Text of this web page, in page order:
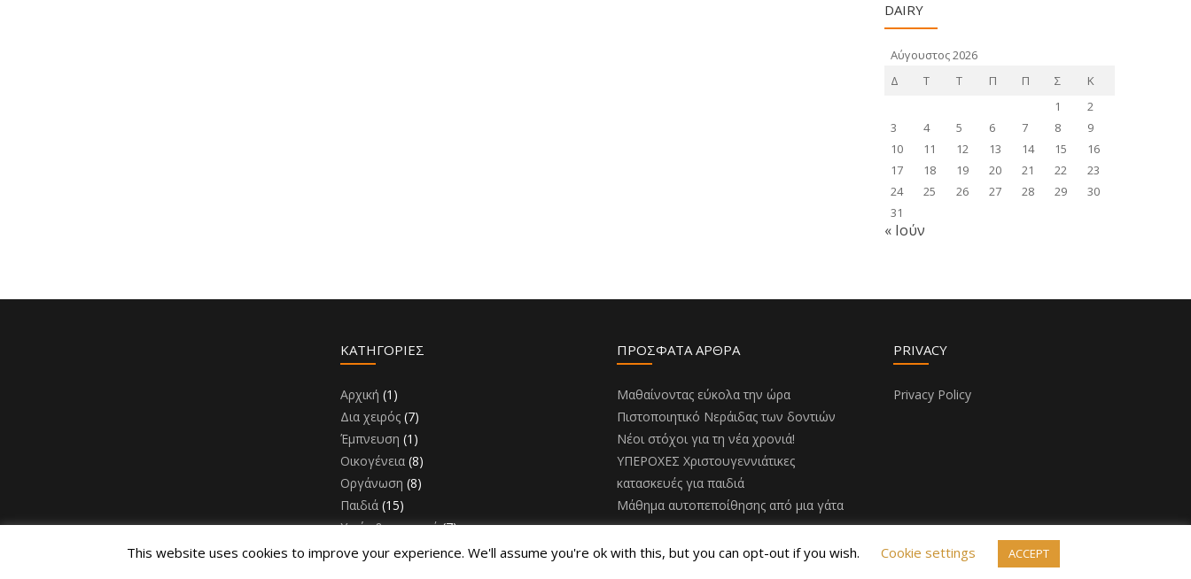
DAIRY
Αύγουστος 2026
Δ
Τ Τ Π Π Σ
Κ
1
2
3
4 5 6 7 8
9
10
11 12 13 14 15
16
17
18 19 20 21 22
23
24
25 26 27 28 29
30
31
« Ιούν
KΑΤΗΓΟΡΊΕΣ
Αρχική (1)
Δια χειρός (7)
Έμπνευση (1)
Οικογένεια (8)
Οργάνωση (8)
Παιδιά (15)
Υγεία & ομορφιά(7)
ΠΡΌΣΦΑΤΑ ΆΡΘΡΑ
Μαθαίνοντας εύκολα την ώρα
Πιστοποιητικό Νεράιδας των δοντιών
Νέοι στόχοι για τη νέα χρονιά!
ΥΠΕΡΟΧΕΣ Χριστουγεννιάτικες
κατασκευές για παιδιά
Μάθημα αυτοπεποίθησης από μια γάτα
PRIVACY
Privacy Policy
This website uses cookies to improve your experience. We'll assume you're ok with this, but you can opt-out if you wish. Cookie settings ACCEPT